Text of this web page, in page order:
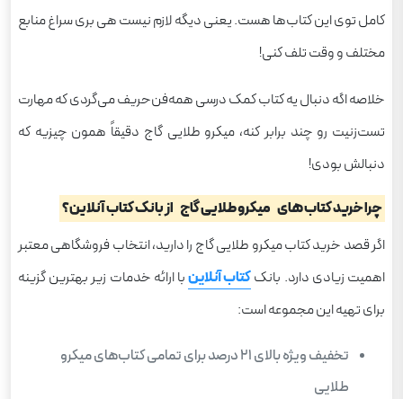
کامل توی این کتاب‌ها هست. یعنی دیگه لازم نیست هی بری سراغ منابع
مختلف و وقت تلف کنی!
خلاصه اگه دنبال یه کتاب کمک درسی همه‌فن‌حریف می‌گردی که مهارت
تست‌زنیت رو چند برابر کنه، میکرو طلایی گاج دقیقاً همون چیزیه که
دنبالش بودی!
چرا خرید کتاب های میکرو طلایی گاج از بانک کتاب آنلاین؟
اگر قصد خرید کتاب میکرو طلایی گاج را دارید، انتخاب فروشگاهی معتبر
اهمیت زیادی دارد. بانککتاب آنلاینبا ارائه خدمات زیر بهترین گزینه
برای تهیه این مجموعه است:
تخفیف ویژه بالای 21 درصد برای تمامی کتاب‌های میکرو
طلایی